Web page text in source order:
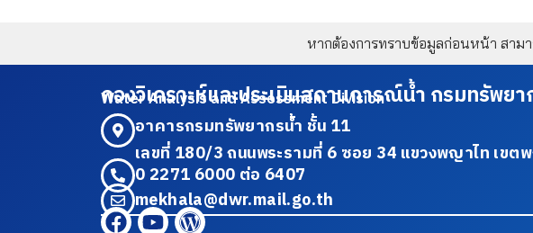
หากต้องการทราบข้อมูลก่อนหน้า สามา
กองวิเคราะห์และประเมินสถานการณ์น้ำ กรมทรัพยา
Water Analysis and Assessment Division
อาคารกรมทรัพยากรน้ำ ชั้น 11
เลขที่ 180/3 ถนนพระรามที่ 6 ซอย 34 แขวงพญาไท เขต
0 2271 6000 ต่อ 6407
mekhala@dwr.mail.go.th